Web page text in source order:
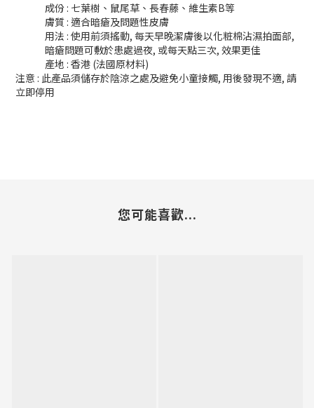
成份 : 七葉樹、鼠尾草、長春藤、維生素B等
膚質 : 適合暗瘡及問題性皮膚
用法 : 使用前須搖動, 每天早晚潔膚後以化粧棉沾濕拍面部,
暗瘡問題可敷於患處過夜, 或每天點三次, 效果更佳
產地 : 香港 (法國原材料)
注意 : 此產品須儲存於陰涼之處及避免小童接觸, 用後發現不適, 請
立即停用
您可能喜歡...